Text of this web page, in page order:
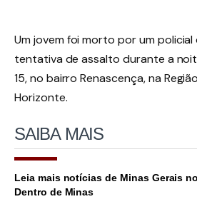
Um jovem foi morto por um policial
tentativa de assalto durante a
15, no bairro Renascença, na
Horizonte.
SAIBAMAIS
Leia mais notícias de Minas Gerais
Dentro de Minas